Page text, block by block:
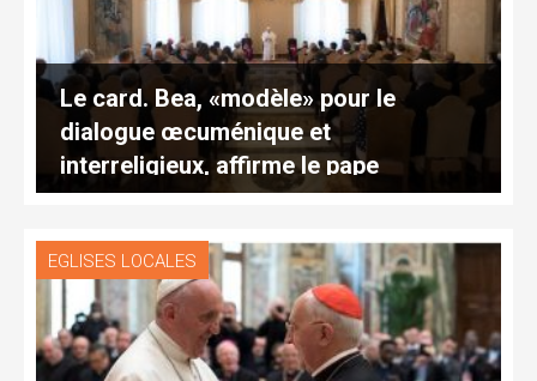
Le card. Bea, «modèle» pour le
dialogue œcuménique et
interreligieux, affirme le pape
EGLISES LOCALES